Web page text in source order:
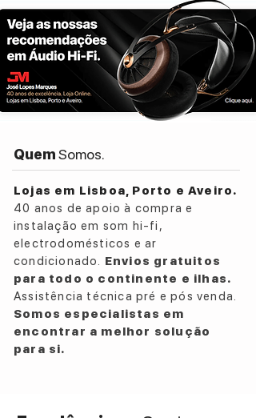
ESPECIFICAÇÕES TÉCNICAS:
Inputs:
RCA
XLR
Outputs:
XLR
Input Impedance:
10Ω
22Ω
47Ω
100Ω
220Ω
470Ω
1kΩ
Input Capacitance:
0pF
100pF
QuemSomos.
Lojas em Lisboa, Porto e Aveiro.
40 anos de apoio à compra e
instalação em som hi-fi,
electrodomésticos e ar
condicionado. Envios gratuitos
para todo o continente e ilhas.
Assistência técnica pré e pós venda.
Somos especialistas em
encontrar a melhor solução
para si.